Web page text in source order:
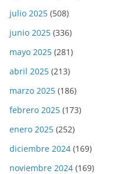
julio 2025 (508)
junio 2025 (336)
mayo 2025 (281)
abril 2025 (213)
marzo 2025 (186)
febrero 2025 (173)
enero 2025 (252)
diciembre 2024 (169)
noviembre 2024 (169)